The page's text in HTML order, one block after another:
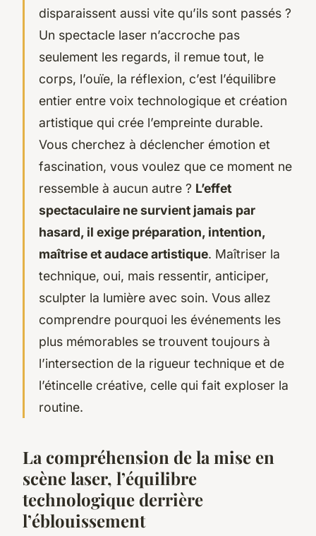
disparaissent aussi vite qu’ils sont passés ?
Un spectacle laser n’accroche pas
seulement les regards, il remue tout, le
corps, l’ouïe, la réflexion, c’est l’équilibre
entier entre voix technologique et création
artistique qui crée l’empreinte durable.
Vous cherchez à déclencher émotion et
fascination, vous voulez que ce moment ne
ressemble à aucun autre ? L’effet
spectaculaire ne survient jamais par
hasard, il exige préparation, intention,
maîtrise et audace artistique. Maîtriser la
technique, oui, mais ressentir, anticiper,
sculpter la lumière avec soin. Vous allez
comprendre pourquoi les événements les
plus mémorables se trouvent toujours à
l’intersection de la rigueur technique et de
l’étincelle créative, celle qui fait exploser la
routine.
La compréhension de la mise en
scène laser, l’équilibre
technologique derrière
l’éblouissement